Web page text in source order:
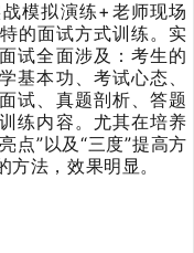
模拟演练+老师现场
的面试方式训练。实
试全面涉及：考生的
基本功、考试心态、
试、真题剖析、答题
练内容。尤其在培养
点”以及“三度”提高方
法，效果明显。